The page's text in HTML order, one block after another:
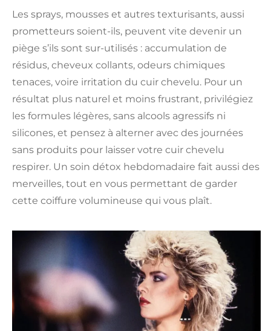
Les sprays, mousses et autres texturisants, aussi
prometteurs soient-ils, peuvent vite devenir un
piège s’ils sont sur-utilisés : accumulation de
résidus, cheveux collants, odeurs chimiques
tenaces, voire irritation du cuir chevelu. Pour un
résultat plus naturel et moins frustrant, privilégiez
les formules légères, sans alcools agressifs ni
silicones, et pensez à alterner avec des journées
sans produits pour laisser votre cuir chevelu
respirer. Un soin détox hebdomadaire fait aussi des
merveilles, tout en vous permettant de garder
cette coiffure volumineuse qui vous plaît.